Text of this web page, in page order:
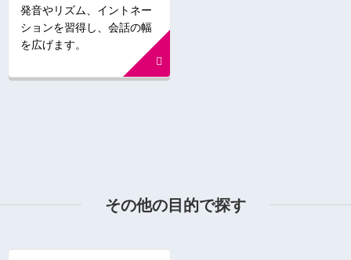
発音やリズム、イントネー
ションを習得し、会話の幅
を広げます。
その他の目的で探す